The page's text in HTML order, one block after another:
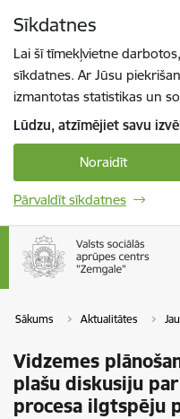
Sīkdatnes
Lai šī tīmekļvietne
sīkdatnes. Ar Jūsu
izmantotas statistikas un
Lūdzu, atzīmējiet savu
Noraidīt
Pārvaldīt sīkdatnes
Sākums Aktualitātes
Vidzemes
plašu diskusiju
procesa ilgtspēju